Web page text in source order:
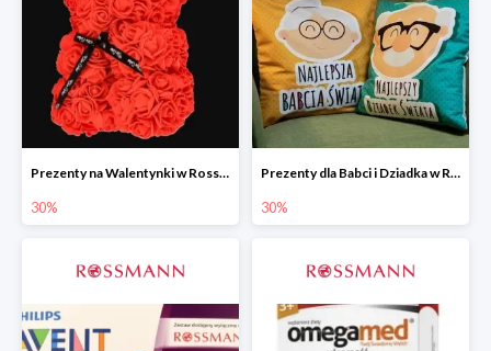
Prezenty na Walentynki w Rossmannie do -30%
30%
Prezenty dla Babci i Dziadka w Rossmannie do -30%
30%